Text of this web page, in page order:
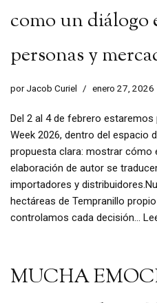
como un diálogo
personas y
porJacob Curiel enero 27, 2026
Del 2 al 4 de febrero
Week 2026, dentro del espacio
propuesta clara: mostrar cómo
elaboración de autor se
importadores y
hectáreas de Tempranillo
controlamos cada decisión…
MUCHA